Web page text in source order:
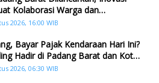
Kolaborasi Warga dan
Persampahan
2026, 16:00 WIB
Bayar Pajak Kendaraan Hari Ini?
Hadir di Padang Barat dan Koto
2026, 06:30 WIB